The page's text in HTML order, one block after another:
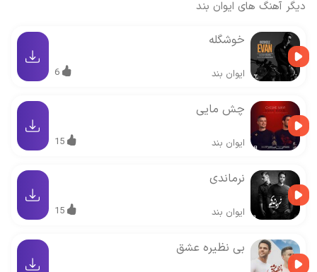
دیگر آهنگ های ایوان بند
خوشگله
ایوان بند 6
چش مایی
ایوان بند 15
نرماندی
ایوان بند 15
بی نظیره عشق